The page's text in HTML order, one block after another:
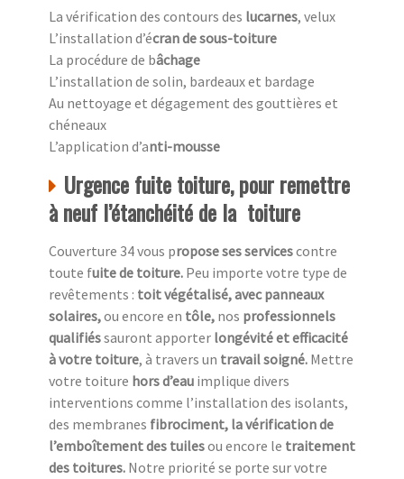
La vérification des contours des lucarnes, velux
L’installation d’écran de sous-toiture
La procédure de bâchage
L’installation de solin, bardeaux et bardage
Au nettoyage et dégagement des gouttières et
chéneaux
L’application d’anti-mousse
Urgence fuite toiture, pour remettre
à neuf l’étanchéité de la toiture
Couverture 34 vous propose ses servicescontre
toute fuite de toiture. Peu importe votre type de
revêtements : toit végétalisé, avec panneaux
solaires,ou encore en tôle, nos professionnels
qualifiéssauront apporter longévité et efficacité
à votre toiture, à travers un travail soigné. Mettre
votre toiture hors d’eau implique divers
interventions comme l’installation des isolants,
des membranes fibrociment, la vérification de
l’emboîtement des tuilesou encore le traitement
des toitures. Notre priorité se porte sur votre